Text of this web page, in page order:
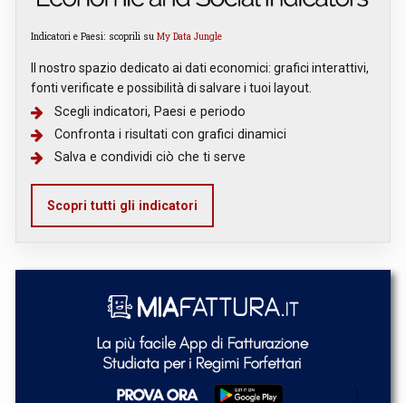
Indicatori e Paesi: scoprili su My Data Jungle
Il nostro spazio dedicato ai dati economici: grafici interattivi,
fonti verificate e possibilità di salvare i tuoi layout.
Scegli indicatori, Paesi e periodo
Confronta i risultati con grafici dinamici
Salva e condividi ciò che ti serve
Scopri tutti gli indicatori